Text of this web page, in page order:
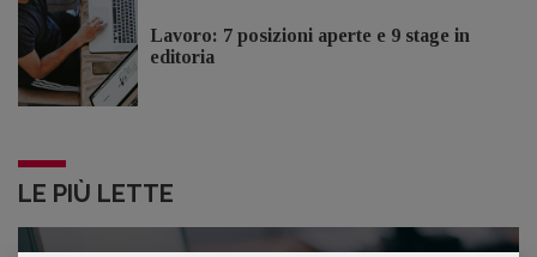
Lavoro: 7 posizioni aperte e 9 stage in
editoria
LE PIÙ LETTE